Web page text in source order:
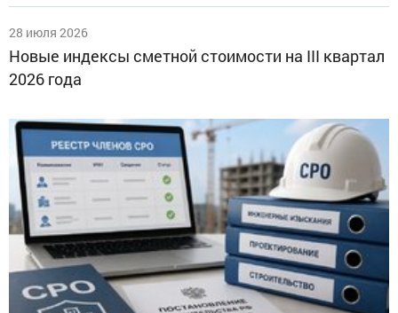
28 июля 2026
Новые индексы сметной стоимости на III квартал
2026 года